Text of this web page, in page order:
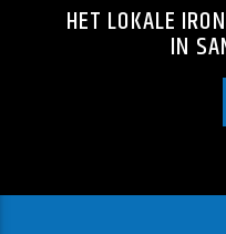
HET LOKALE
IN